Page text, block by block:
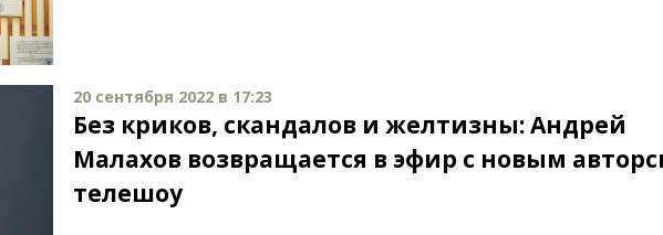
20 сентября 2022 в 17:23
Без криков, скандалов и желтизны: Андрей
Малахов возвращается в эфир с новым
телешоу